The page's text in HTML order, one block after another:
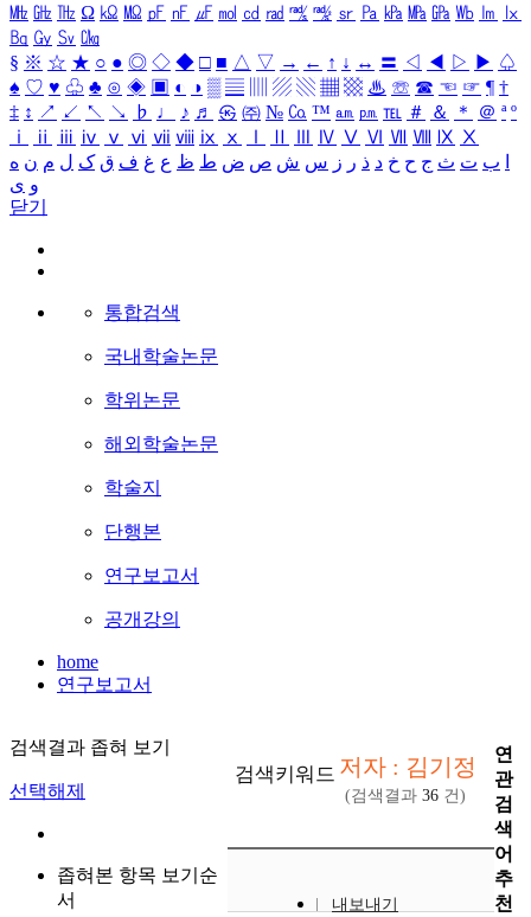
㎒ ㎓ ㎔ Ω ㏀ ㏁ ㎊ ㎋ ㎌ ㏖ ㏅ ㎭ ㎮ ㎯ ㏛ ㎩ ㎪ ㎫ ㎬ ㏝ ㏐
㏓
㏃ ㏉ ㏜ ㏆
§ ※ ☆ ★ ○ ● ◎ ◇ ◆ □ ■ △ ▽ → ← ↑ ↓ ↔ 〓 ◁ ◀ ▷ ▶ ♤
♠ ♡ ♥ ♧ ♣ ⊙ ◈ ▣ ◐ ◑ ▒ ▤ ▨ ▧ ▦ ▩ ♨ ☏ ☎ ☜ ☞ ¶ †
‡ ↕ ↗ ↙ ↖ ↘ ♭ ♩ ♪ ♬ ㉿ ㈜ № ㏇ ™ ㏂ ㏘ ℡ ＃ ＆ ＊ ＠ ª º
ⅰ
ⅱ ⅲ ⅳ ⅴ ⅵ ⅶ ⅷ ⅸ ⅹ Ⅳ Ⅴ Ⅵ Ⅶ Ⅷ Ⅸ Ⅹ
ب ت ث ج ح خ د ذ ر ز س ش ص ض ط ظ ع غ ف ق ک ل م ن ه
و ی
닫기
통합검색
국내학술논문
학위논문
해외학술논문
학술지
단행본
연구보고서
공개강의
home
연구보고서
검색결과 좁혀 보기
선택해제
좁혀본 항목 보기순
서
검색키워드 저자 : 김기정
(검색결과 36 건)
내보내기
연
관
검
색
어
추
천